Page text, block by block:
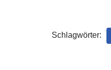
Schlagwörter: